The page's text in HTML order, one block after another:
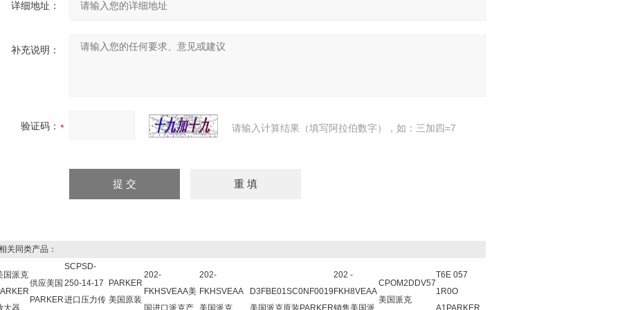
详细地址：
补充说明：
验证码： 请输入计算结果（填写阿拉伯数字），如：三加四=7
同类产品：
国派克
大器
供应美国
PARKER
SCPSD-
250-14-17
进口压力传
PARKER
美国原装
202-
FKHSVEAA美
国进口派克产
202-
FKHSVEAA
美国派克
D3FBE01SC0NF0019
美国派克原装PARKER
202 -
FKH8VEAA
销售美国派
CPOM2DDV57
美国派克
T6E 057
1R0O
A1PARKER